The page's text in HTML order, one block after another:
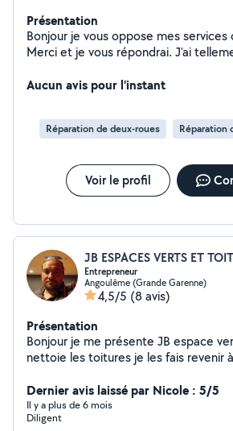
Présentation
Bonjour je vous oppose mes
Merci et je vous répondrai. J'ai
Aucun avis pour l'instant
Réparation de deux-roues Réparation
Voir le profil
JB ESPACES VERTS ET
Entrepreneur
Angoulême (Grande Garenne)
4,5/5 (8 avis)
Présentation
Bonjour je me présente JB espace
nettoie les toitures je les fais revenir
débarrassement de maison
merci car je peux vous faire des devis
merci
Dernier avis laissé par Nicole : 5/5
Il y a plus de 6 mois
Diligent